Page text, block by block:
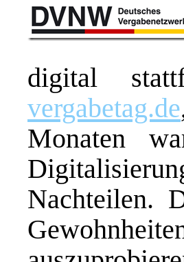
digital
vergabetag.de
Monaten
Nachteilen.